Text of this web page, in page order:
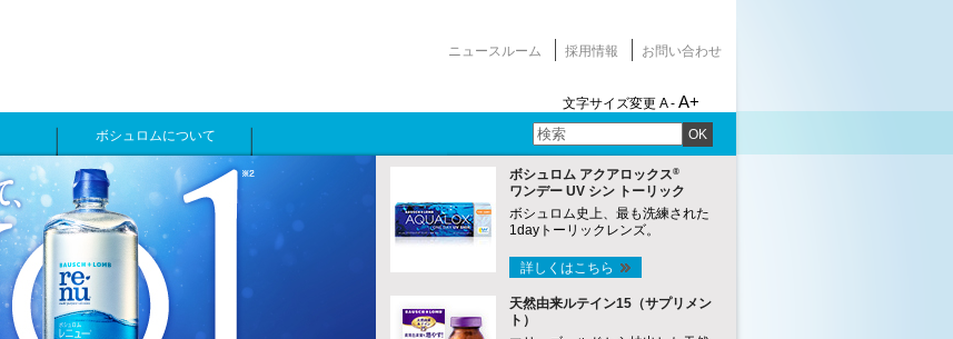
ニュースルーム 採用情報 お問い合わせ
文字サイズ変更 A - A+
OK
ボシュロムについて
ボシュロム アクアロックス®
ワンデー UV シン トーリック
ボシュロム史上、最も洗練された
1dayトーリックレンズ。
詳しくはこちら
天然由来ルテイン15（サプリメン
ト）